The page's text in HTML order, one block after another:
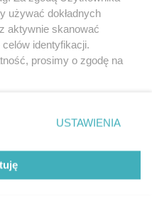
Muzyka i kultura
Archiwum wydarzeń
Zdjęcia miasta
używać dokładnych
aktywnie skanować
identyfikacji.
prosimy o zgodę na
rogu strony
. Niektóre
miały zastosowania tylko
USTAWIENIA